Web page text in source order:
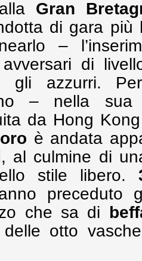
Gran
di gara più
–
di
gli azzurri.
– nella
da Hong
è andata
, al culmine di
stile libero.
preceduto
che sa di
otto